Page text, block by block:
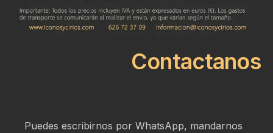
Contactanos
Puedes escribirnos por WhatsApp, mandarnos